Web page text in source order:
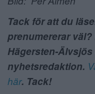
Tack för att du
prenumererar
Hägersten-Älvsjös
nyhetsredaktion.
här. Tack!